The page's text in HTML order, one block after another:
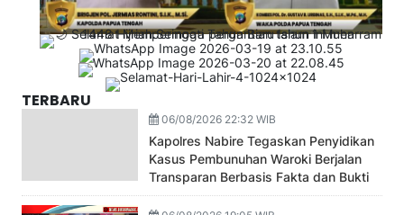
TERBARU
06/08/2026 22:32 WIB
Kapolres Nabire Tegaskan Penyidikan
Kasus Pembunuhan Waroki Berjalan
Transparan Berbasis Fakta dan Bukti